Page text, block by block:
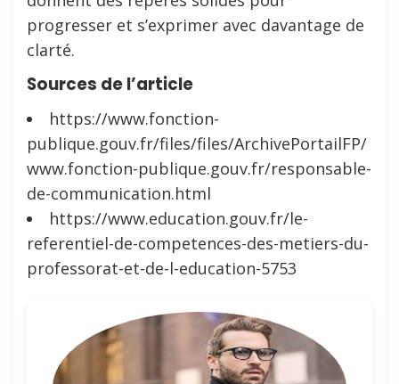
progresser et s’exprimer avec davantage de
clarté.
Sources de l’article
https://www.fonction-
publique.gouv.fr/files/files/ArchivePortailFP/
www.fonction-publique.gouv.fr/responsable-
de-communication.html
https://www.education.gouv.fr/le-
referentiel-de-competences-des-metiers-du-
professorat-et-de-l-education-5753